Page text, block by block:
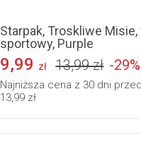
Starpak, Troskliwe
sportowy, Purple
9,99 zł 13,99 zł -29%
Najniższa cena z 30 dni
13,99 zł